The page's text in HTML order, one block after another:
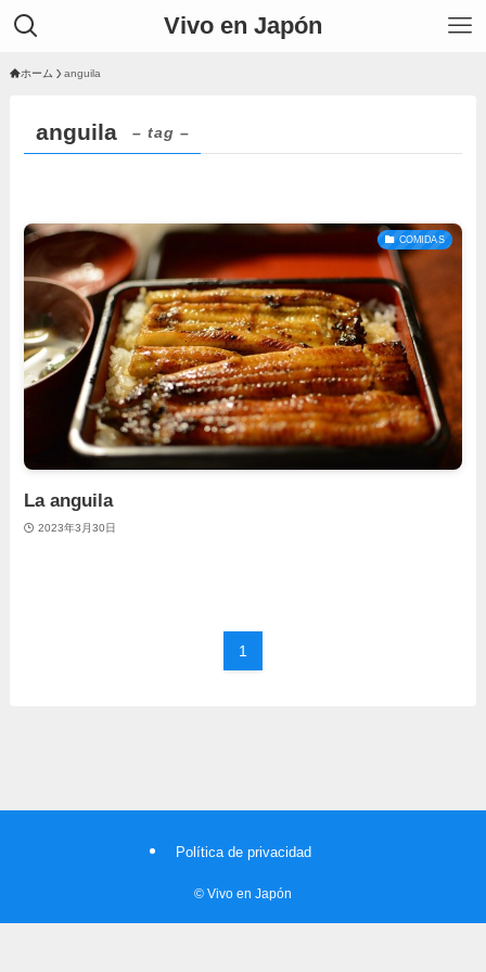
Vivo en Japón
ホーム anguila
anguila – tag –
COMIDAS
La anguila
2023年3月30日
1
Política de privacidad
© Vivo en Japón